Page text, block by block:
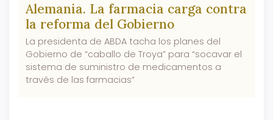
Alemania. La farmacia carga contra
la reforma del Gobierno
La presidenta de ABDA tacha los planes del
Gobierno de “caballo de Troya” para “socavar el
sistema de suministro de medicamentos a
través de las farmacias”